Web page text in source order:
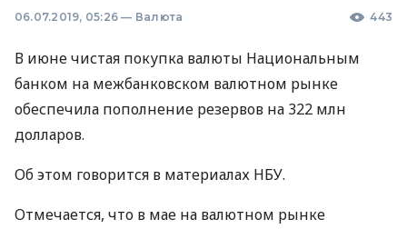
06.07.2019, 05:26 — Валюта 443
В июне чистая покупка валюты Национальным
банком на межбанковском валютном рынке
обеспечила пополнение резервов на 322 млн
долларов.
Об этом говорится в материалах НБУ.
Отмечается, что в мае на валютном рынке